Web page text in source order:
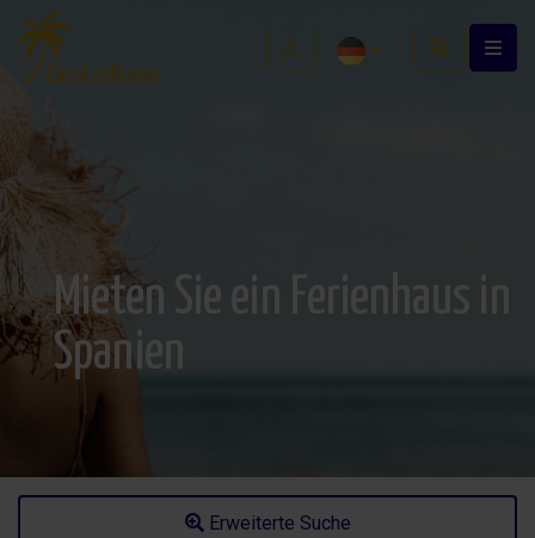
Mieten Sie ein Ferienhaus in
Spanien
Erweiterte Suche